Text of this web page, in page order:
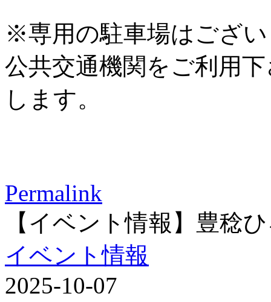
※専用の駐車場はござ
公共交通機関をご利用
します。
Permalink
【イベント情報】豊稔
イベント情報
2025-10-07